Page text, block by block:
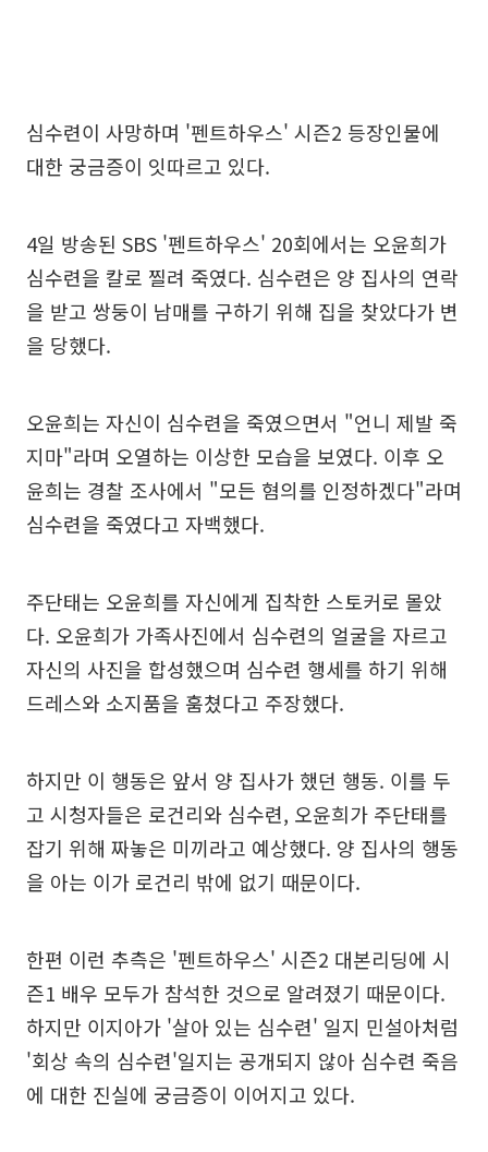
심수련이 사망하며 '펜트하우스' 시즌2 등장인물에
대한 궁금증이 잇따르고 있다.
4일 방송된 SBS '펜트하우스' 20회에서는 오윤희가
심수련을 칼로 찔려 죽였다. 심수련은 양 집사의 연락
을 받고 쌍둥이 남매를 구하기 위해 집을 찾았다가 변
을 당했다.
오윤희는 자신이 심수련을 죽였으면서 "언니 제발 죽
지마"라며 오열하는 이상한 모습을 보였다. 이후 오
윤희는 경찰 조사에서 "모든 혐의를 인정하겠다"라며
심수련을 죽였다고 자백했다.
주단태는 오윤희를 자신에게 집착한 스토커로 몰았
다. 오윤희가 가족사진에서 심수련의 얼굴을 자르고
자신의 사진을 합성했으며 심수련 행세를 하기 위해
드레스와 소지품을 훔쳤다고 주장했다.
하지만 이 행동은 앞서 양 집사가 했던 행동. 이를 두
고 시청자들은 로건리와 심수련, 오윤희가 주단태를
잡기 위해 짜놓은 미끼라고 예상했다. 양 집사의 행동
을 아는 이가 로건리 밖에 없기 때문이다.
한편 이런 추측은 '펜트하우스' 시즌2 대본리딩에 시
즌1 배우 모두가 참석한 것으로 알려졌기 때문이다.
하지만 이지아가 '살아 있는 심수련' 일지 민설아처럼
'회상 속의 심수련'일지는 공개되지 않아 심수련 죽음
에 대한 진실에 궁금증이 이어지고 있다.